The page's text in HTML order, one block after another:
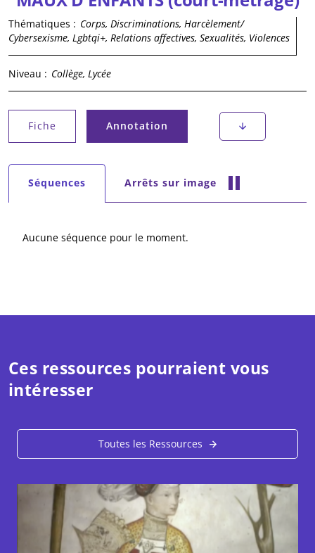
Thématiques : Corps, Discriminations, Harcèlement/
Cybersexisme, Lgbtqi+, Relations affectives, Sexualités, Violences
Niveau : Collège, Lycée
Onglets principaux
Fiche Annotation
(onglet actif)
Onglets secondaires
Séquences
(onglet actif) Arrêts sur image
Aucune séquence pour le moment.
Ces ressources pourraient vous
intéresser
Toutes les Ressources